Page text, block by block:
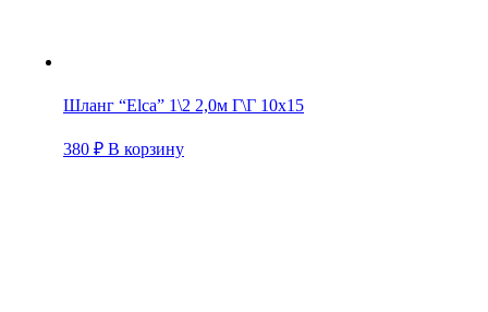
Шланг “Elca” 1\2 2,0м Г\Г 10х15
380 ₽ В корзину